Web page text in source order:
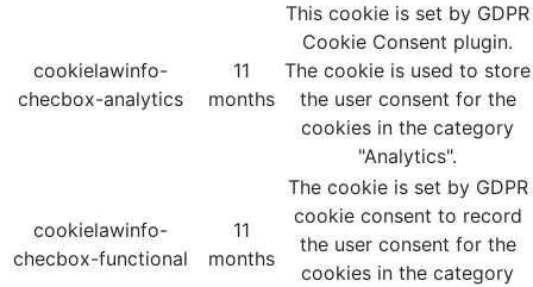
cookielawinfo-
checbox-analytics
11
months
This cookie is set by GDPR
Cookie Consent plugin.
The cookie is used to store
the user consent for the
cookies in the category
"Analytics".
cookielawinfo-
checbox-functional
11
months
The cookie is set by GDPR
cookie consent to record
the user consent for the
cookies in the category